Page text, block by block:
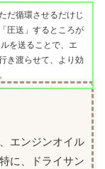
だ循環させるだけじ
圧送」するところが
を送ることで、エ
き渡らせて、より効
エンジンオイル
に、ドライサン